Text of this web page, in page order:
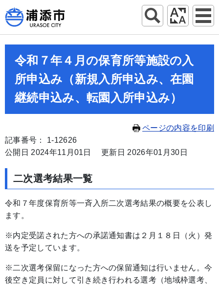
令和７年４月の保育所等施設の入
所申込み（新規入所申込み、在園
継続申込み、転園入所申込み）
ページの内容を印刷
記事番号： 1-12626
公開日 2024年11月01日
更新日 2026年01月30日
二次選考結果一覧
令和７年度保育所等一斉入所二次選考結果の概要を公表し
ます。
※内定受諾された方への承諾通知書は２月１８日（火）発
送を予定しています。
※二次選考保留になった方への保留通知は行いません。今
後空き定員に対して引き続き行われる選考（地域枠選考、